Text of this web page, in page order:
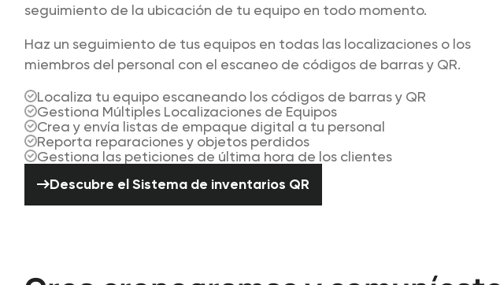
seguimiento de la ubicación de tu equipo en todo momento.
Haz un seguimiento de tus equipos en todas las localizaciones o los
miembros del personal con el escaneo de códigos de barras y QR.
Localiza tu equipo escaneando los códigos de barras y QR
Gestiona Múltiples Localizaciones de Equipos
Crea y envía listas de empaque digital a tu personal
Reporta reparaciones y objetos perdidos
Gestiona las peticiones de última hora de los clientes
Descubre el Sistema de inventarios QR